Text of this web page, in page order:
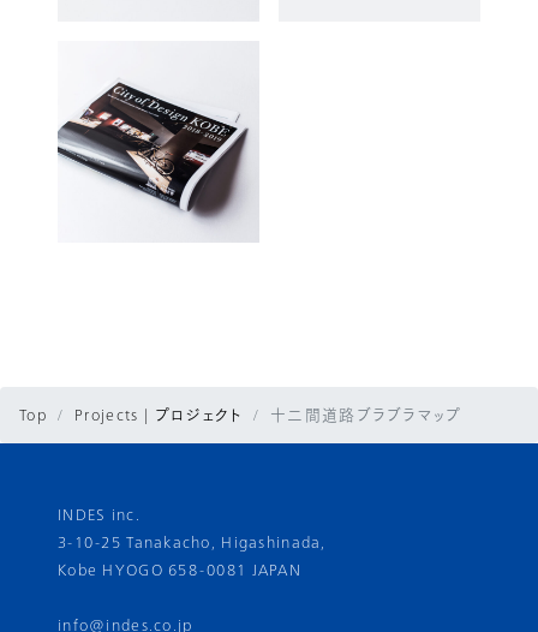
Top Projects | プロジェクト 十二間道路ブラブラマップ
INDES inc.
3-10-25 Tanakacho, Higashinada,
Kobe HYOGO 658-0081 JAPAN
info@indes.co.jp